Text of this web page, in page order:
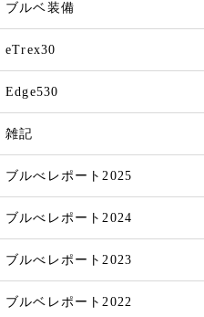
ブルベ装備
eTrex30
Edge530
雑記
ブルべレポート2025
ブルべレポート2024
ブルべレポート2023
ブルベレポート2022